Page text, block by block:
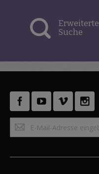
Erweiterte
Suche
Anmeldung
zum